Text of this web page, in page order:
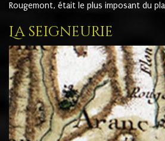
Rougemont, était le plus imposant du
La seigneurie